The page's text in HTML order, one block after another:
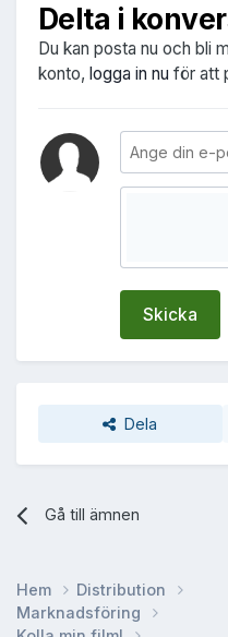
Delta i
Du kan posta nu och bli
konto, logga in nu för att
Skicka
Dela
Gå till ämnen
Hem
Distribution
Marknadsföring